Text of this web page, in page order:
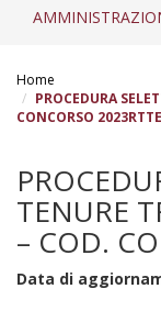
contenuto
principale
Home
PROCEDURA
CONCORSO
TENURE
– COD.
Data di